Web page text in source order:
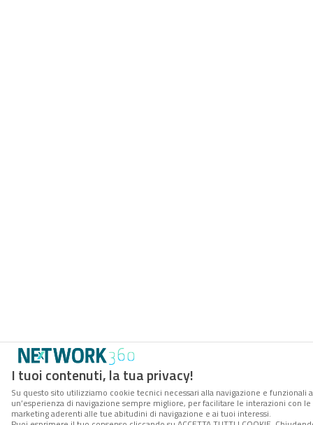
I tuoi contenuti, la tua privacy!
Su questo sito utilizziamo cookie tecnici necessari alla navigazione e
un’esperienza di navigazione sempre migliore, per facilitare le interazioni con
marketing aderenti alle tue abitudini di navigazione e ai tuoi interessi.